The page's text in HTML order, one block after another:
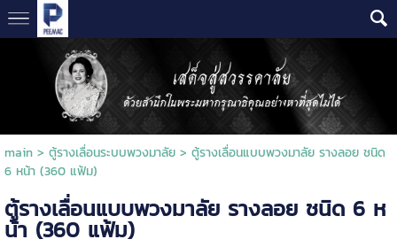
main > ตู้รางเลื่อนระบบพวงมาลัย> ตู้รางเลื่อนแบบพวงมาลัย รางลอย ชนิด
6 หน้า (360 แฟ้ม)
ตู้รางเลื่อนแบบพวงมาลัย รางลอย ชนิด 6 ห
น้า (360 แฟ้ม)